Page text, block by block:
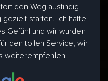
den Weg ausfindig
starten. Ich hatte
Gefühl und wir wurden
den tollen Service, wir
weiterempfehlen!